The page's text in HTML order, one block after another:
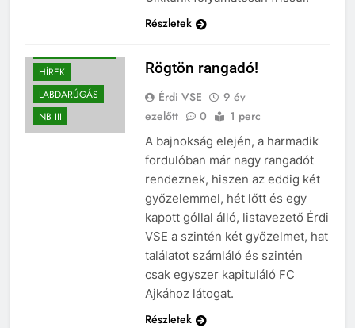
Részletek
HÍREK
LABDARÚGÁS
NB III
Rögtön rangadó!
Érdi VSE
9 év
ezelőtt
0 1 perc
A bajnokság elején, a harmadik
fordulóban már nagy rangadót
rendeznek, hiszen az eddig két
győzelemmel, hét lőtt és egy
kapott góllal álló, listavezető Érdi
VSE a szintén két győzelmet, hat
találatot számláló és szintén
csak egyszer kapituláló FC
Ajkához látogat.
Részletek